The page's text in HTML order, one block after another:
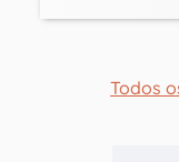
Todos